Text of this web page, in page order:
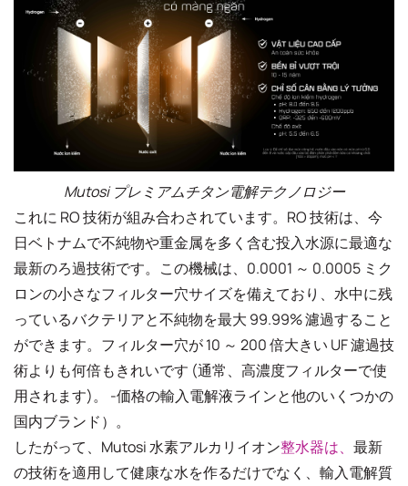
Mutosi プレミアムチタン電解テクノロジー
これに RO 技術が組み合わされています。RO 技術は、今
日ベトナムで不純物や重金属を多く含む投入水源に最適な
最新のろ過技術です。この機械は、0.0001 ～ 0.0005 ミク
ロンの小さなフィルター穴サイズを備えており、水中に残
っているバクテリアと不純物を最大 99.99% 濾過すること
ができます。フィルター穴が 10 ～ 200 倍大きい UF 濾過技
術よりも何倍もきれいです (通常、高濃度フィルターで使
用されます)。 -価格の輸入電解液ラインと他のいくつかの
国内ブランド）。
したがって、Mutosi 水素アルカリイオン整水器は、 最新
の技術を適用して健康な水を作るだけでなく、輸入電解質